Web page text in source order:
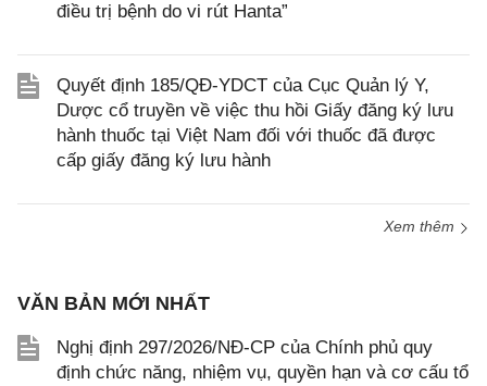
điều trị bệnh do vi rút Hanta”
Quyết định 185/QĐ-YDCT của Cục Quản lý Y,
Dược cổ truyền về việc thu hồi Giấy đăng ký lưu
hành thuốc tại Việt Nam đối với thuốc đã được
cấp giấy đăng ký lưu hành
Xem thêm
VĂN BẢN MỚI NHẤT
Nghị định 297/2026/NĐ-CP của Chính phủ quy
định chức năng, nhiệm vụ, quyền hạn và cơ cấu tổ